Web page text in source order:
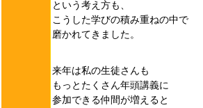
という考え方も、
こうした学びの積み重ねの中で
磨かれてきました。
来年は私の生徒さんも
もっとたくさん年頭講義に
参加できる仲間が増えると